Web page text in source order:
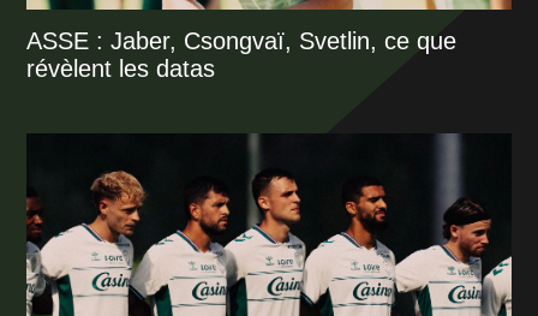
ASSE : Jaber, Csongvaï, Svetlin, ce que
révèlent les datas